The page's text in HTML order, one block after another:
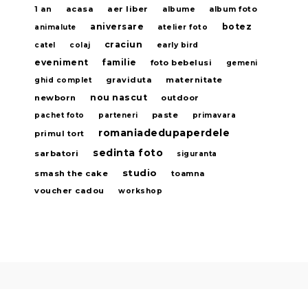
1 an acasa aer liber albume
album foto
animalute
aniversare atelier foto botez
catel colaj craciun early bird
eveniment familie foto bebelusi
gemeni
ghid complet
graviduta
maternitate
newborn
nou nascut outdoor
pachet foto parteneri paste primavara
primul tort romaniadedupaperdele
sarbatori sedinta foto siguranta
smash the cake studio toamna
voucher cadou workshop